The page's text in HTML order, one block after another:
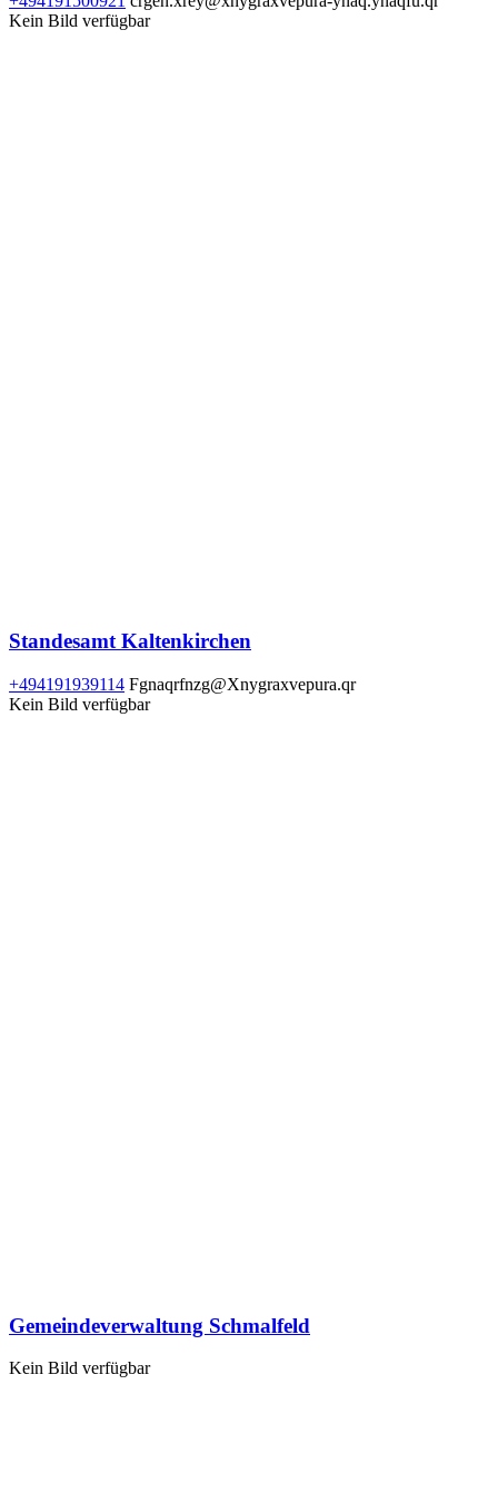
Kein Bild verfügbar
Standesamt Kaltenkirchen
+494191939114 Fgnaqrfnzg@Xnygraxvepura.qr
Kein Bild verfügbar
Gemeindeverwaltung Schmalfeld
Kein Bild verfügbar